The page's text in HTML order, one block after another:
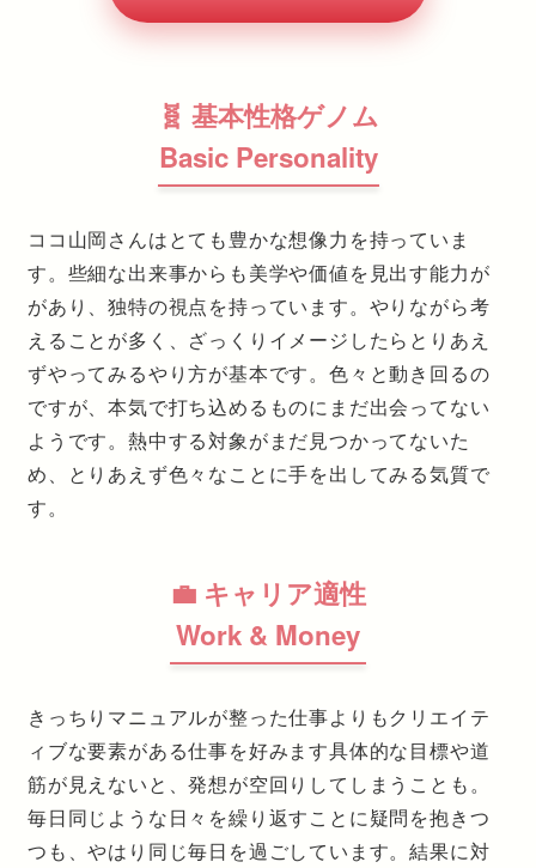
🧬 基本性格ゲノム
Basic Personality
ココ山岡さんはとても豊かな想像力を持っていま
す。些細な出来事からも美学や価値を見出す能力が
があり、独特の視点を持っています。やりながら考
えることが多く、ざっくりイメージしたらとりあえ
ずやってみるやり方が基本です。色々と動き回るの
ですが、本気で打ち込めるものにまだ出会ってない
ようです。熱中する対象がまだ見つかってないた
め、とりあえず色々なことに手を出してみる気質で
す。
💼 キャリア適性
Work & Money
きっちりマニュアルが整った仕事よりもクリエイテ
ィブな要素がある仕事を好みます具体的な目標や道
筋が見えないと、発想が空回りしてしまうことも。
毎日同じような日々を繰り返すことに疑問を抱きつ
つも、やはり同じ毎日を過ごしています。結果に対